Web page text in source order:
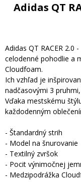
Adidas QT
Adidas QT RACER 2.0
celodenné pohodlie a
Cloudfoam.
Ich vzhľad je
nadčasovými 3
Vďaka mestskému
každodenným
- Štandardný strih
- Model na šnurovanie
- Textilný zvršok
- Pocit výnimočnej
- Medzipodrážka